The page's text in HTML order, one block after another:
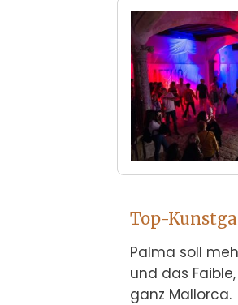
Top-
Palma soll
und das
ganz Mallorca.